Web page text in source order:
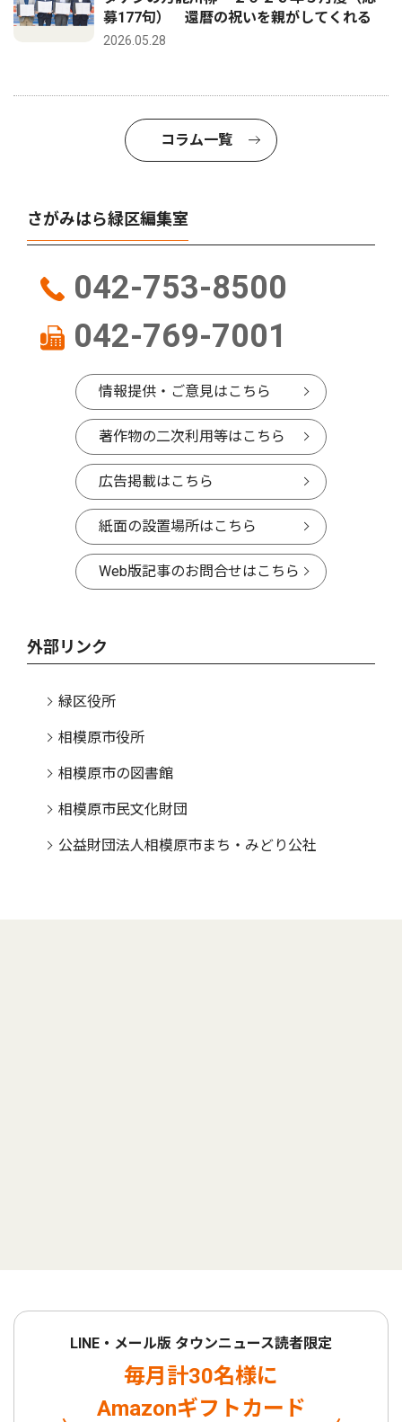
募177句） 還暦の祝いを親がしてくれる
2026.05.28
コラム一覧
さがみはら緑区編集室
042-753-8500
042-769-7001
情報提供・ご意見はこちら
著作物の二次利用等はこちら
広告掲載はこちら
紙面の設置場所はこちら
Web版記事のお問合せはこちら
外部リンク
緑区役所
相模原市役所
相模原市の図書館
相模原市民文化財団
公益財団法人相模原市まち・みどり公社
LINE・メール版 タウンニュース読者限定
毎月計30名様に
Amazonギフトカード